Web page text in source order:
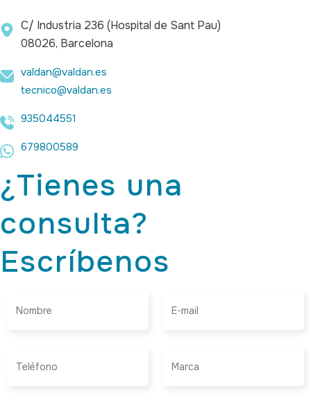
C/ Industria 236 (Hospital de Sant Pau)
08026, Barcelona
valdan@valdan.es
tecnico@valdan.es
935044551
679800589
¿Tienes una
consulta?
Escríbenos